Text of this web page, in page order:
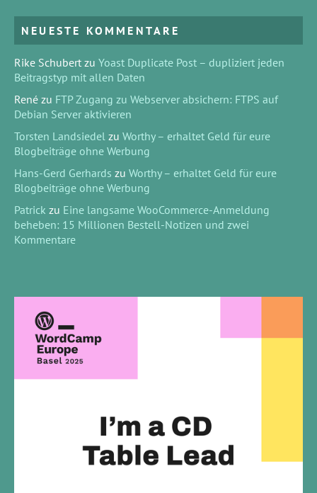
NEUESTE KOMMENTARE
Rike Schubert zu Yoast Duplicate Post – dupliziert jeden
Beitragstyp mit allen Daten
René zu FTP Zugang zu Webserver absichern: FTPS auf
Debian Server aktivieren
Torsten Landsiedel zu Worthy – erhaltet Geld für eure
Blogbeiträge ohne Werbung
Hans-Gerd Gerhards zu Worthy – erhaltet Geld für eure
Blogbeiträge ohne Werbung
Patrick zu Eine langsame WooCommerce-Anmeldung
beheben: 15 Millionen Bestell-Notizen und zwei
Kommentare